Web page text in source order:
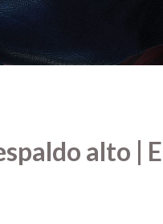
alto |